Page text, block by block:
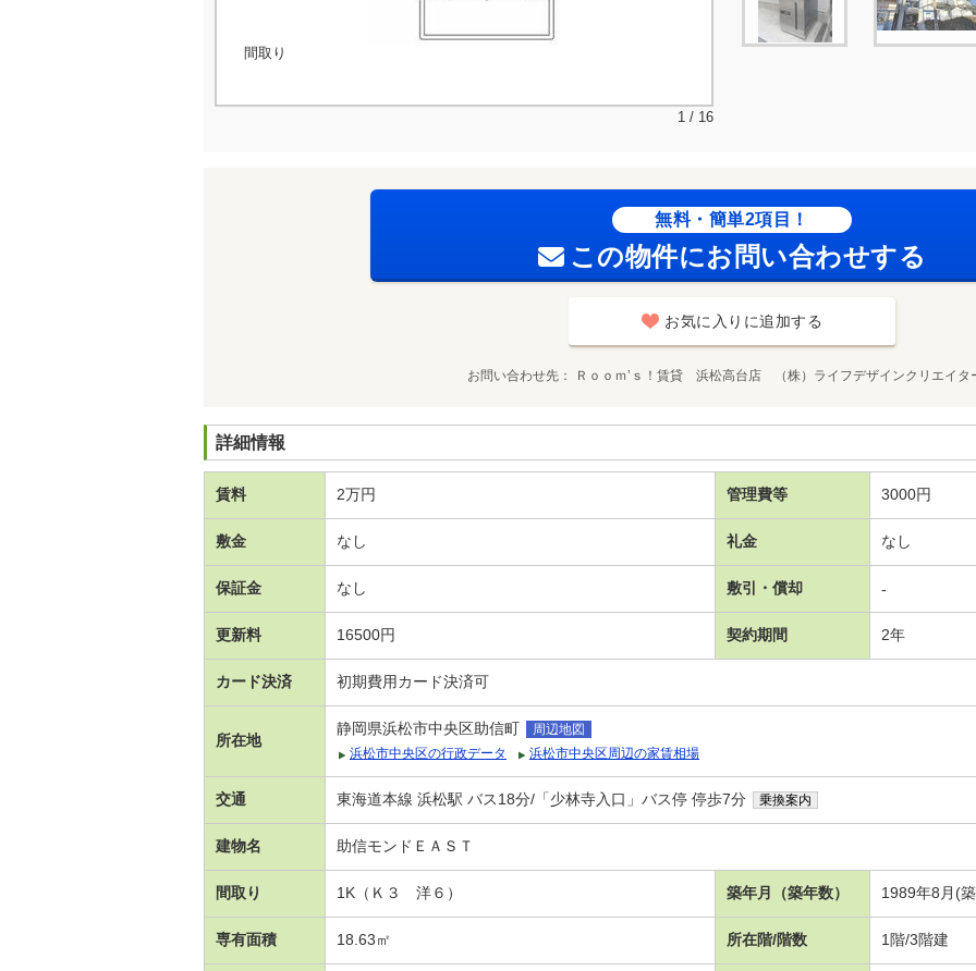
間取り
1 / 16
無料・簡単2項目！
この物件にお問い合わせする
お気に入りに追加する
お問い合わせ先 Ｒｏｏｍ’ｓ！賃貸 浜松高台店 （株）ライフデザインクリエイタ
詳細情報
賃料 2万円 管理費等 3000円
敷金 なし 礼金 なし
保証金 なし 敷引・償却 -
更新料 16500円 契約期間 2年
カード決済 初期費用カード決済可
所在地
静岡県浜松市中央区助信町
周辺地図
浜松市中央区の行政データ
浜松市中央区周辺の家賃相場
交通 東海道本線 浜松駅 バス18分/「少林寺入口」バス停 停歩7分 乗換案内
建物名 助信モンドＥＡＳＴ
間取り 1K（Ｋ３ 洋６） 築年月（築年数） 1989年8月(
専有面積 18.63㎡ 所在階/階数 1階/3階建